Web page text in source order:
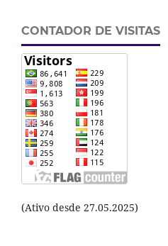
CONTADOR DE VISITAS
(Ativo desde 27.05.2025)